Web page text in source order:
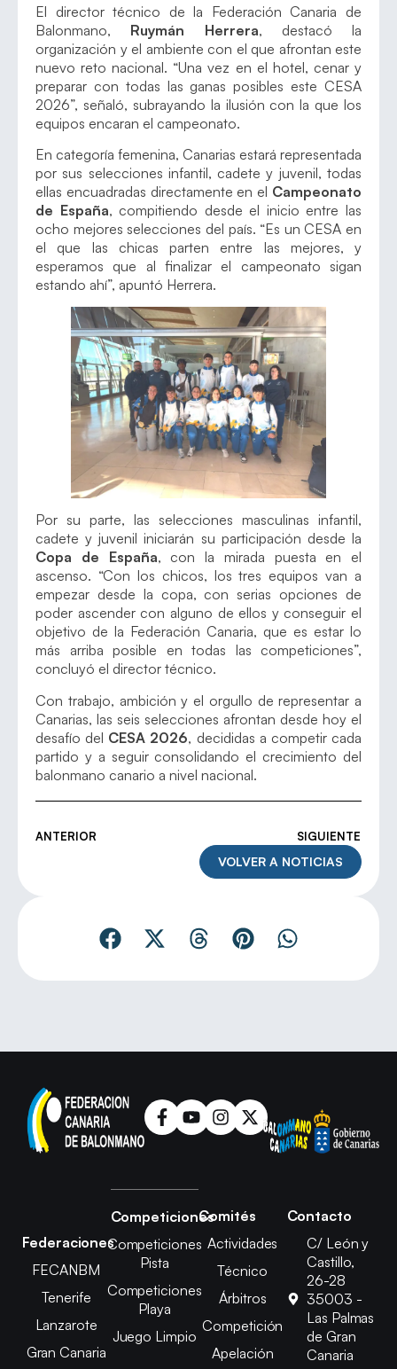
El director técnico de la Federación Canaria de
Balonmano, Ruymán Herrera, destacó la
organización y el ambiente con el que afrontan este
nuevo reto nacional. “Una vez en el hotel, cenar y
preparar con todas las ganas posibles este CESA
2026”, señaló, subrayando la ilusión con la que los
equipos encaran el campeonato.
En categoría femenina, Canarias estará representada
por sus selecciones infantil, cadete y juvenil, todas
ellas encuadradas directamente en el Campeonato
de España, compitiendo desde el inicio entre las
ocho mejores selecciones del país. “Es un CESA en
el que las chicas parten entre las mejores, y
esperamos que al finalizar el campeonato sigan
estando ahí”, apuntó Herrera.
Por su parte, las selecciones masculinas infantil,
cadete y juvenil iniciarán su participación desde la
Copa de España, con la mirada puesta en el
ascenso. “Con los chicos, los tres equipos van a
empezar desde la copa, con serias opciones de
poder ascender con alguno de ellos y conseguir el
objetivo de la Federación Canaria, que es estar lo
más arriba posible en todas las competiciones”,
concluyó el director técnico.
Con trabajo, ambición y el orgullo de representar a
Canarias, las seis selecciones afrontan desde hoy el
desafío del CESA 2026, decididas a competir cada
partido y a seguir consolidando el crecimiento del
balonmano canario a nivel nacional.
ANTERIOR SIGUIENTE
VOLVER A NOTICIAS
Federaciones
FECANBM
Tenerife
Lanzarote
Gran Canaria
Competiciones
Competiciones
Pista
Competiciones
Playa
Juego Limpio
Comités
Actividades
Técnico
Árbitros
Competición
Apelación
Contacto
C/ León y
Castillo,
26-28
35003 -
Las Palmas
de Gran
Canaria